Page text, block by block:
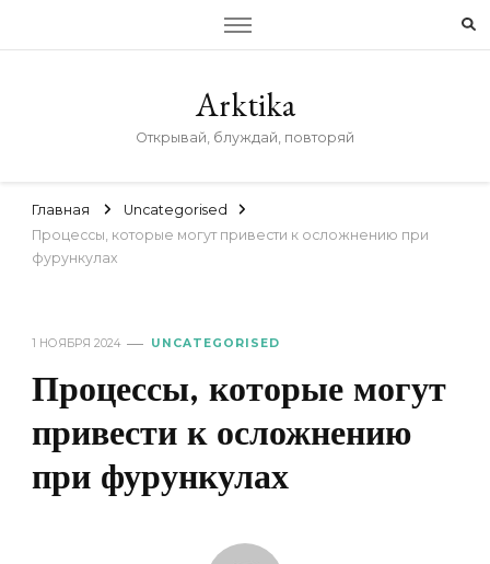
Arktika
Открывай, блуждай, повторяй
Главная
Uncategorised
Процессы, которые могут привести к осложнению при
фурункулах
1 НОЯБРЯ 2024 UNCATEGORISED
Процессы, которые могут
привести к осложнению
при фурункулах